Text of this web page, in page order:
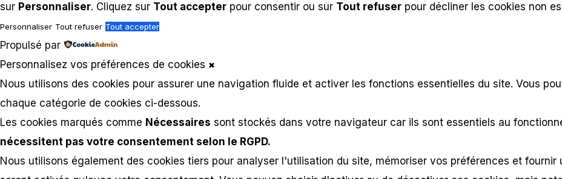
sur Personnaliser. Cliquez sur Tout accepter pour consentir ou sur Tout refuser pour décliner les cookies non
Personnaliser Tout refuser Tout accepter
Propulsé par
Personnalisez vos préférences de cookies ✖
Nous utilisons des cookies pour assurer une navigation fluide et activer les fonctions essentielles du site. Vous
chaque catégorie de cookies ci-dessous.
Les cookies marqués comme Nécessaires sont stockés dans votre navigateur car ils sont essentiels au
nécessitent pas votre consentement selon le RGPD.
Nous utilisons également des cookies tiers pour analyser l'utilisation du site, mémoriser vos préférences et